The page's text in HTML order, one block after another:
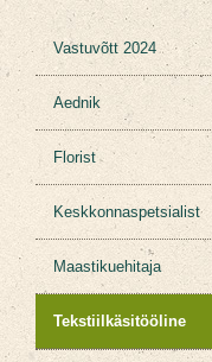
Vastuvõtt 2024
Aednik
Florist
Keskkonnaspetsialist
Maastikuehitaja
Tekstiilkäsitööline